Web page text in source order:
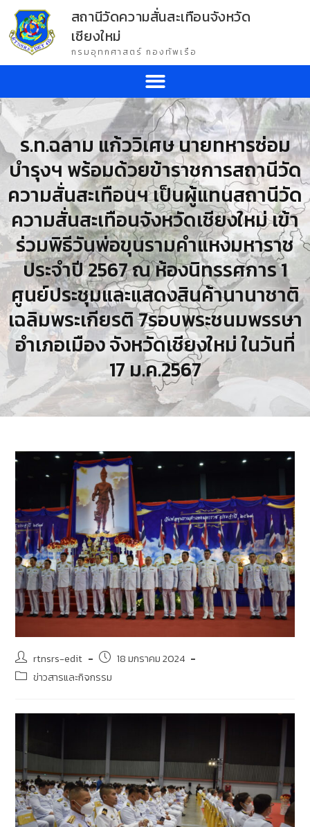
สถานีวัดความสั่นสะเทือนจังหวัด
เชียงใหม่
กรมอุทกศาสตร์ กองทัพเรือ
ร.ท.ฉลาม แก้ววิเศษ นายทหารซ่อม
บำรุงฯ พร้อมด้วยข้าราชการสถานีวัด
ความสั่นสะเทือนฯ เป็นผู้แทนสถานีวัด
ความสั่นสะเทือนจังหวัดเชียงใหม่ เข้า
ร่วมพิธีวันพ่อขุนรามคำแหงมหาราช
ประจำปี 2567 ณ ห้องนิทรรศการ 1
ศูนย์ประชุมและแสดงสินค้านานาชาติ
เฉลิมพระเกียรติ 7รอบพระชนมพรรษา
อำเภอเมือง จังหวัดเชียงใหม่ ในวันที่
17 ม.ค.2567
rtnsrs-edit
18 มกราคม 2024
ข่าวสารและกิจกรรม